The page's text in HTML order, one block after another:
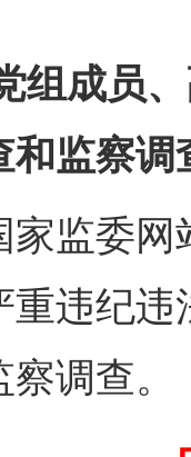
成员、
和监察调
委网
重违纪
调查。
谢